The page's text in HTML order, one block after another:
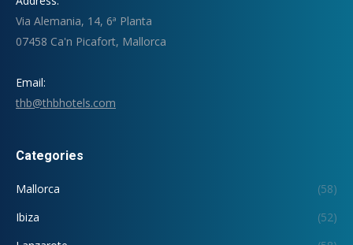
Via Alemania, 14, 6ª Planta
07458 Ca'n Picafort, Mallorca
Email:
thb@thbhotels.com
Categories
Mallorca
(58)
Ibiza
(52)